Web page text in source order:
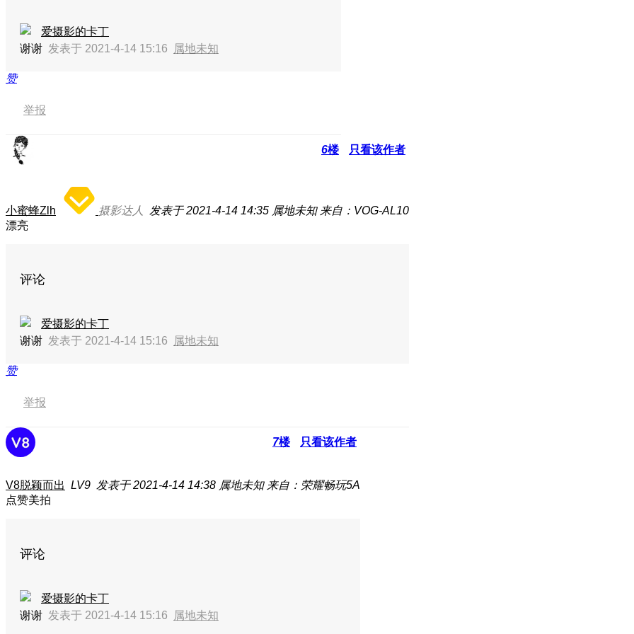
爱摄影的卡丁
谢谢 发表于 2021-4-14 15:16 属地未知
赞
举报
6楼 只看该作者
小蜜蜂Zlh 摄影达人 发表于 2021-4-14 14:35 属地未知 来自：VOG-AL10
漂亮
评论
爱摄影的卡丁
谢谢 发表于 2021-4-14 15:16 属地未知
赞
举报
7楼 只看该作者
V8脱颖而出 LV9 发表于 2021-4-14 14:38 属地未知 来自：荣耀畅玩5A
点赞美拍
评论
爱摄影的卡丁
谢谢 发表于 2021-4-14 15:16 属地未知